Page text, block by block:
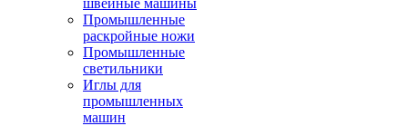
швейные машины
Промышленные
раскройные ножи
Промышленные
светильники
Иглы для
промышленных
машин